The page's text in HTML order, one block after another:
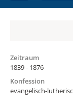
Zeitraum
1839 - 1876
Konfession
evangelisch-